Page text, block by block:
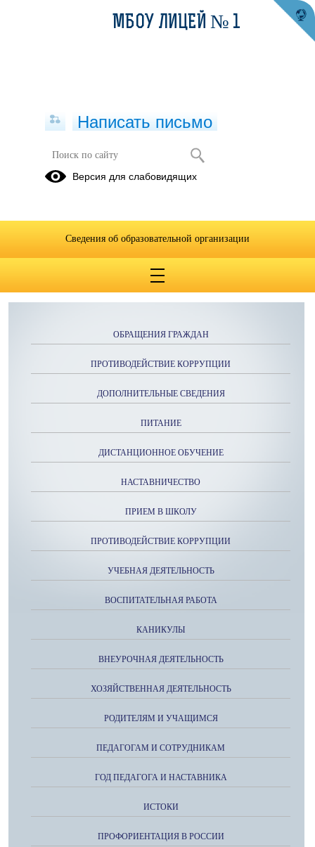
Проект "Школа Минпросвещения
России"
уч.годы.pdf(скачать) (посмотреть)
ОБРАЩЕНИЯ ГРАЖДАН
ПРОТИВОДЕЙСТВИЕ КОРРУПЦИИ
ДОПОЛНИТЕЛЬНЫЕ СВЕДЕНИЯ
ПИТАНИЕ
ДИСТАНЦИОННОЕ ОБУЧЕНИЕ
НАСТАВНИЧЕСТВО
ПРИЕМ В ШКОЛУ
ПРОТИВОДЕЙСТВИЕ КОРРУПЦИИ
УЧЕБНАЯ ДЕЯТЕЛЬНОСТЬ
ВОСПИТАТЕЛЬНАЯ РАБОТА
КАНИКУЛЫ
ВНЕУРОЧНАЯ ДЕЯТЕЛЬНОСТЬ
ХОЗЯЙСТВЕННАЯ ДЕЯТЕЛЬНОСТЬ
РОДИТЕЛЯМ И УЧАЩИМСЯ
ПЕДАГОГАМ И СОТРУДНИКАМ
ГОД ПЕДАГОГА И НАСТАВНИКА
ИСТОКИ
ПРОФОРИЕНТАЦИЯ В РОССИИ
МБОУ ЛИЦЕЙ № 1
Написать письмо
Версия для слабовидящих
Сведения об образовательной организации